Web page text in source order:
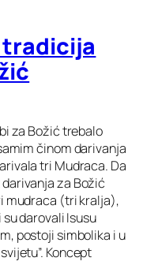
tradicija
za Božić trebalo
činom darivanja
tri Mudraca. Da
za Božić
mudraca (tri kralja),
darovali Isusu
postoji simbolika i u
Koncept